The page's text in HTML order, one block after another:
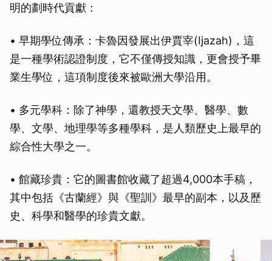
明的劃時代貢獻：
• 早期學位傳承：卡魯因發展出伊賈宰(Ijazah)，這
是一種學術認證制度，它不僅傳授知識，更會授予畢
業生學位，這項制度後來被歐洲大學沿用。
• 多元學科：除了神學，還教授天文學、醫學、數
學、文學、地理學等多種學科，是人類歷史上最早的
綜合性大學之一。
• 館藏珍貴：它的圖書館收藏了超過4,000本手稿，
其中包括《古蘭經》與《聖訓》最早的副本，以及歷
史、科學和醫學的珍貴文獻。